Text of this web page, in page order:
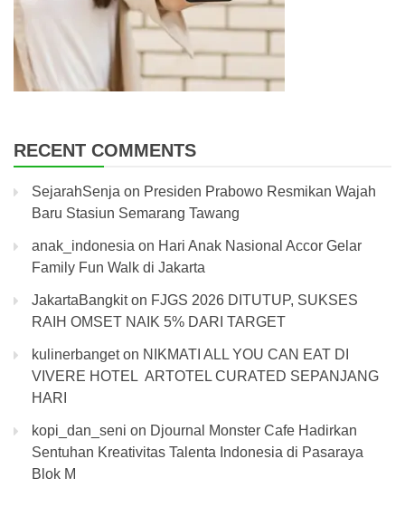
RECENT COMMENTS
SejarahSenja on Presiden Prabowo Resmikan Wajah
Baru Stasiun Semarang Tawang
anak_indonesia on Hari Anak Nasional Accor Gelar
Family Fun Walk di Jakarta
JakartaBangkiton FJGS 2026 DITUTUP, SUKSES
RAIH OMSET NAIK 5% DARI TARGET
kulinerbangeton NIKMATI ALL YOU CAN EAT DI
VIVERE HOTEL ARTOTEL CURATED SEPANJANG
HARI
kopi_dan_seni on Djournal Monster Cafe Hadirkan
Sentuhan Kreativitas Talenta Indonesia di Pasaraya
Blok M